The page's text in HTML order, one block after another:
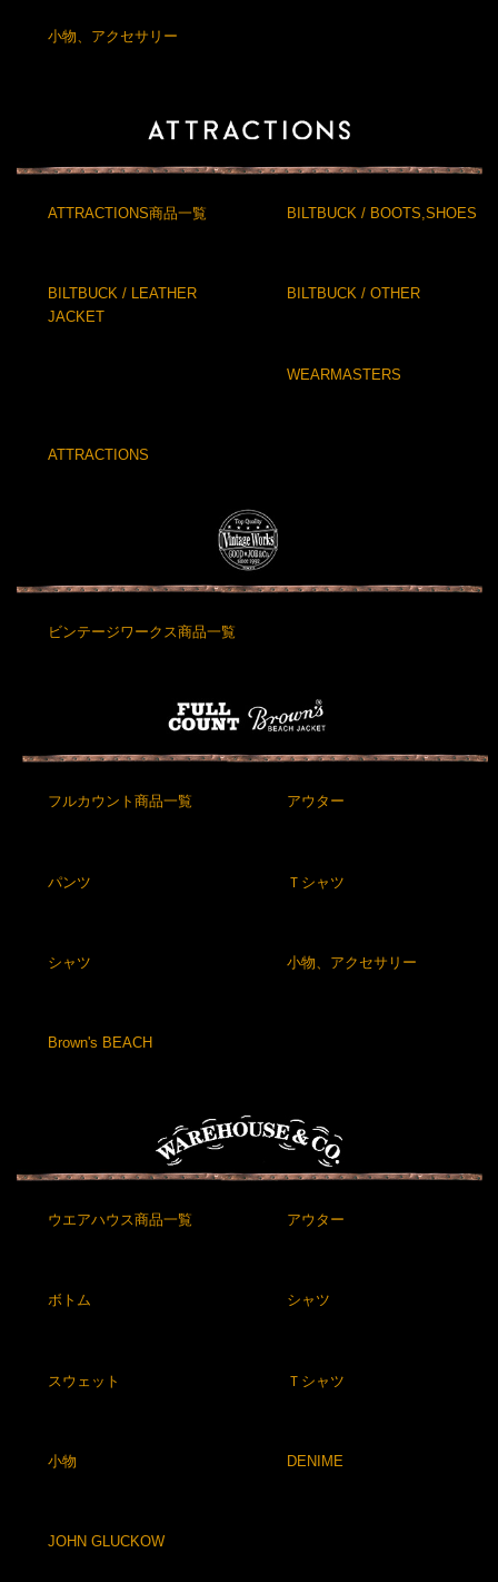
小物、アクセサリー
ATTRACTIONS商品一覧 BILTBUCK / BOOTS,SHOES
BILTBUCK / LEATHER
JACKET
BILTBUCK / OTHER
WEARMASTERS
ATTRACTIONS
ビンテージワークス商品一覧
フルカウント商品一覧 アウター
パンツ Ｔシャツ
シャツ 小物、アクセサリー
Brown's BEACH
ウエアハウス商品一覧 アウター
ボトム シャツ
スウェット Ｔシャツ
小物 DENIME
JOHN GLUCKOW